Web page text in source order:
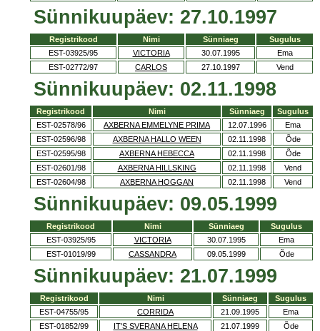
Sünnikuupäev: 27.10.1997
Registrikood Nimi Sünniaeg
Sugulus
EST-03925/95
VICTORIA 30.07.1995
Ema
EST-02772/97
CARLOS 27.10.1997 Vend
Sünnikuupäev: 02.11.1998
Registrikood Nimi Sünniaeg
Sugulus
EST-02578/96
AXBERNA EMMELYNE PRIMA 12.07.1996
Ema
EST-02596/98
AXBERNA HALLO WEEN 02.11.1998
Õde
EST-02595/98
AXBERNA HEBECCA 02.11.1998
Õde
EST-02601/98
AXBERNA HILLSKING 02.11.1998
Vend
EST-02604/98
AXBERNA HOGGAN 02.11.1998 Vend
Sünnikuupäev: 09.05.1999
Registrikood Nimi Sünniaeg
Sugulus
EST-03925/95
VICTORIA 30.07.1995
Ema
EST-01019/99
CASSANDRA 09.05.1999 Õde
Sünnikuupäev: 21.07.1999
Registrikood Nimi Sünniaeg
Sugulus
EST-04755/95
CORRIDA 21.09.1995
Ema
EST-01852/99
IT'S SVERANA HELENA 21.07.1999
Õde